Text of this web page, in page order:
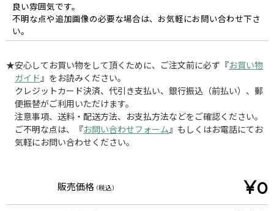
良い雰囲気です。
不明な点や追加画像の必要な場合は、お気軽にお問い合わせ下さ
い。
★安心してお買い物をして頂くために、ご注文前に必ず『お買い物
ガイド 』をお読みください。
クレジットカード決済、代引き支払い、銀行振込（前払い）、郵
便振替がご利用いただけます。
注意事項、送料・配送方法、お支払方法などをご確認ください。
ご不明な点は、『お問い合わせフォーム 』もしくはお電話にてお
気軽にお問い合わせください。
販売価格 (税込) ¥0